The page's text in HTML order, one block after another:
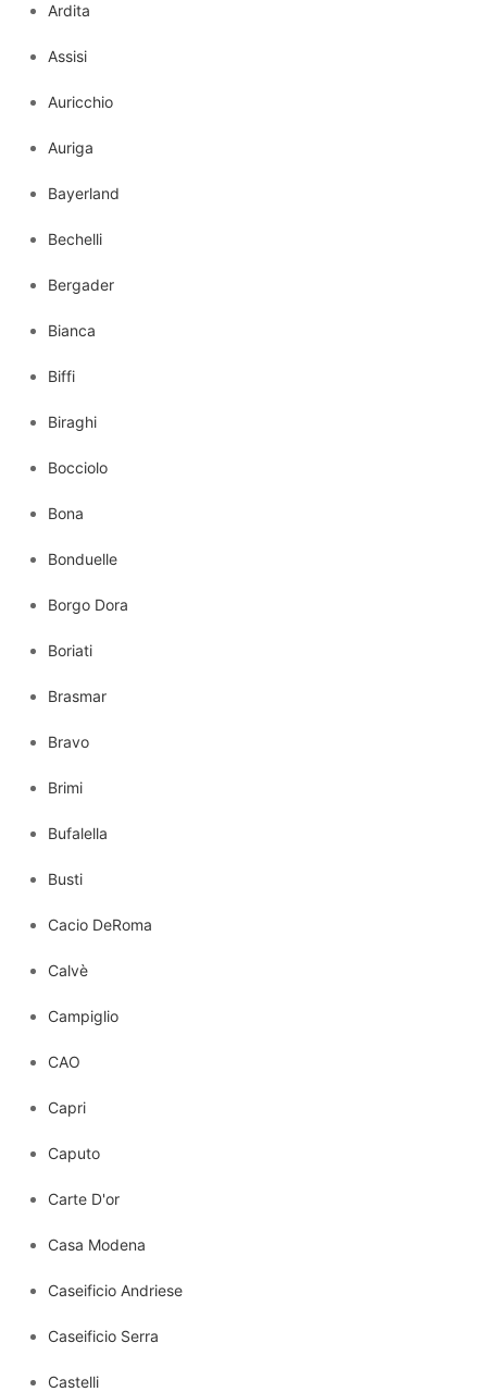
Ardita
Assisi
Auricchio
Auriga
Bayerland
Bechelli
Bergader
Bianca
Biffi
Biraghi
Bocciolo
Bona
Bonduelle
Borgo Dora
Boriati
Brasmar
Bravo
Brimi
Bufalella
Busti
Cacio DeRoma
Calvè
Campiglio
CAO
Capri
Caputo
Carte D'or
Casa Modena
Caseificio Andriese
Caseificio Serra
Castelli